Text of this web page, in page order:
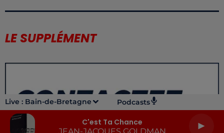
Live : Bain-de-Bretagne Podcasts
C'est Ta Chance
JEAN-JACQUES GOLDMAN
LE SUPPLÉMENT